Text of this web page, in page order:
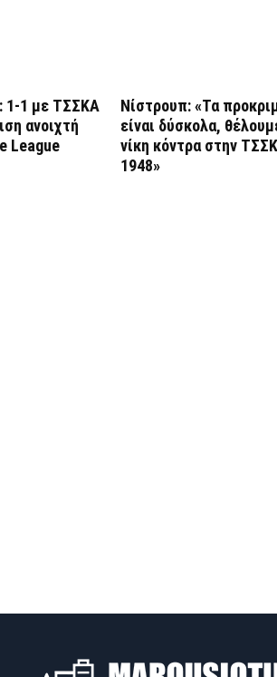
1-1 με ΤΣΣΚΑ
ανοιχτή
League
Νίστρουπ: «Τα
είναι δύσκολα,
νίκη κόντρα στην
1948»